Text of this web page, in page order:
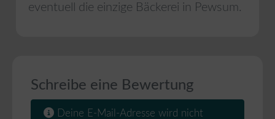
eventuell die einzige Bäckerei in Pewsum.
Schreibe eine Bewertung
Deine E-Mail-Adresse wird nicht